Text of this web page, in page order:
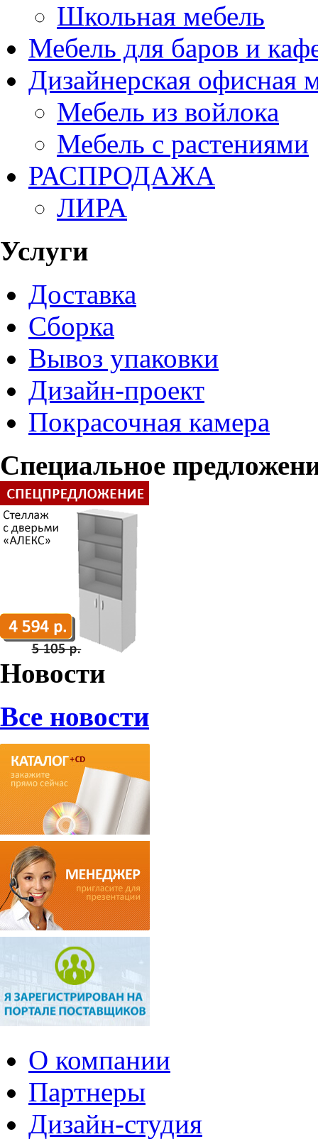
Школьная мебель
Мебель для баров и
Дизайнерская офисная
Мебель из войлока
Мебель с растениями
РАСПРОДАЖА
ЛИРА
Услуги
Доставка
Сборка
Вывоз упаковки
Дизайн-проект
Покрасочная камера
Специальное
Новости
Все новости
О компании
Партнеры
Дизайн-студия